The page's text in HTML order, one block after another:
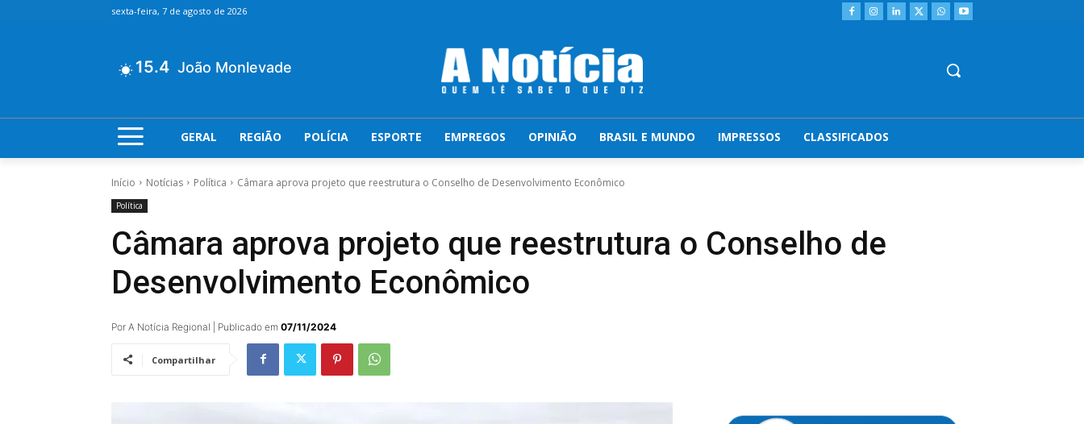
sexta-feira, 7 de agosto de 2026
15.4 João Monlevade
GERAL REGIÃO POLÍCIA ESPORTE EMPREGOS OPINIÃO BRASIL E MUNDO IMPRESSOS CLASSIFICADOS
Início Notícias Política Câmara aprova projeto que reestrutura o Conselho de Desenvolvimento Econômico
Política
Câmara aprova projeto que reestrutura o Conselho de
Desenvolvimento Econômico
Por A Notícia Regional | Publicado em 07/11/2024
Compartilhar